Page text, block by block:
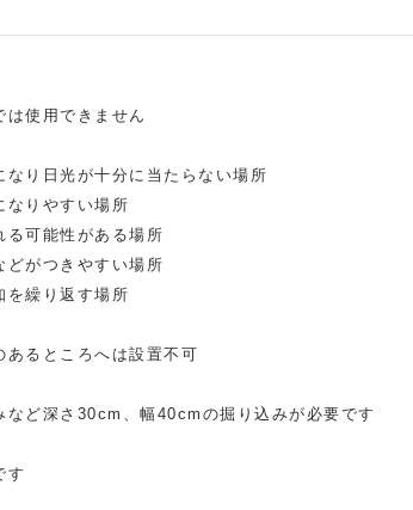
は使用できません
なり日光が十分に当たらない場所
なりやすい場所
る可能性がある場所
どがつきやすい場所
を繰り返す場所
るところへは設置不可
ど深さ30cm、幅40cmの掘り込みが必要です
す